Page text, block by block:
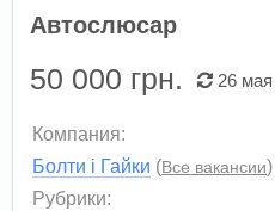
Автослюсар
50 000 грн. 26 мая
Компания:
Болти і Гайки (Все вакансии)
Рубрики: